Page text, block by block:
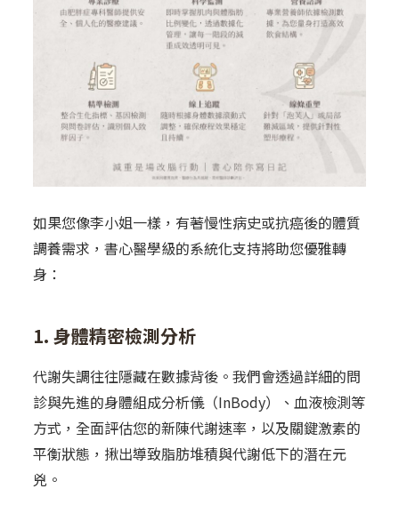
如果您像李小姐一樣，有著慢性病史或抗癌後的體質
調養需求，書心醫學級的系統化支持將助您優雅轉
身：
1. 身體精密檢測分析
代謝失調往往隱藏在數據背後。我們會透過詳細的問
診與先進的身體組成分析儀（InBody）、血液檢測等
方式，全面評估您的新陳代謝速率，以及關鍵激素的
平衡狀態，揪出導致脂肪堆積與代謝低下的潛在元
兇。